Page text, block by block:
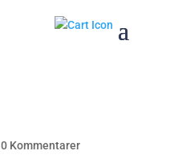
0 Kommentarer